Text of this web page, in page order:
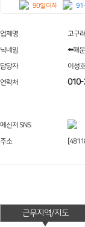
90일 이하
업체명
고구려
닉네임
⬅️해
담당자
이성호
연락처
010-
메신저 SNS
주소
근무지역/지도